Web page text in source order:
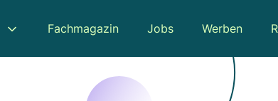
Fachmagazin Jobs Werben